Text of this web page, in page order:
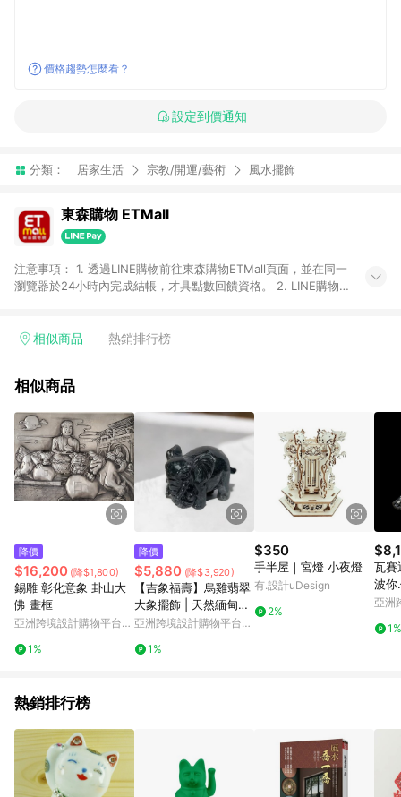
價格趨勢怎麼看？
設定到價通知
分類： 居家生活 宗教/開運/藝術 風水擺飾
東森購物 ETMall
注意事項： 1. 透過LINE購物前往東森購物ETMall頁面，並在同一
瀏覽器於24小時內完成結帳，才具點數回饋資格。 2. LINE購物
單，皆不在點數回饋範圍內。 3. 如購買以下類別商品，將無法獲
球嚴選、商城、專案商品、「草莓網」全館商品。 4. 如取消訂
回饋。 5. 點數回饋會扣除所有折扣優惠後之最終發票金額計算，
實際回饋請依LINE購物通知為主。 6. 訂單如有使用東森購物
ETMall站內之折扣優惠(包含但不限於東森幣、樂透金、東森現金
券等)，不具點數回饋資格。詳細請依東森購物ETMall之結帳頁面
顯示為準。 7. LINE購物設有「單一商品最高回饋點數」機制(特
殊活動時開放「回饋無上限」)，以同一訂單中同一商品不論件數
計算，並依訂單成立時間當下LINE購物所設定的回饋機制為準。
8. LINE購物為購物資訊整合性平台，商品資料更新會有時間差，
如顯示之商品規格、顏色、價位、贈品與東森購物ETMall銷售網
頁不符，以銷售網頁標示為準。 9. 若有贈點爭議，請務必於訂單
日期+180天以內至LINE購物客服洽詢；若超過180天(含)以上進
行申訴，恕無法贈點回饋。 10. 部分點數紅包僅限指定商品使
用，或不適用於無回饋商品。各點數紅包之適用商品與使用條件
請依點數紅包頁面規則為準。
相似商品 熱銷排行榜
相似商品
降價
$16,200 (降$1,800)
錫雕 彰化意象 卦山大
佛 畫框
亞洲跨境設計購物平台
1%
降價
$5,880 (降$3,920)
【吉象福壽】烏雞翡翠
大象擺飾 | 天然緬甸玉
翡翠A貨 | 送禮
亞洲跨境設計購物平台
1%
$350
手半屋｜宮燈 小夜燈
有.設計uDesign
2%
瓦賽
波你
壓克
亞洲
1%
熱銷排行榜